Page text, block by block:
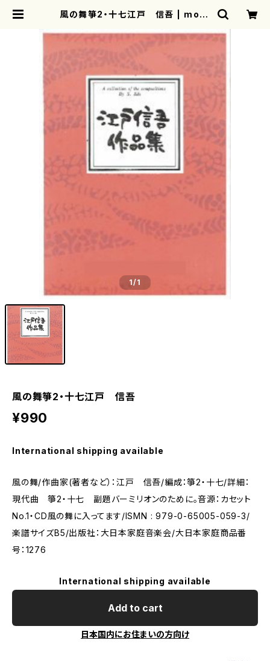
風の舞箏2・十七江戸 信吾 | moth
1/1
風の舞箏2・十七江戸 信吾
¥990
International shipping available
風の舞/作曲家(著者など）：江戸 信吾/編成：箏2・十七/詳細：
現代曲 箏2・十七 副題バーミリオンのために。音源：カセット
No.1・CD風の舞に入ってます/ISMN : 979-0-65005-059-3/
楽譜サイズB5/出版社：大日本家庭音楽会/大日本家庭商品番
号：1276
International shipping available
Add to cart
日本国内にお住まいの方向け